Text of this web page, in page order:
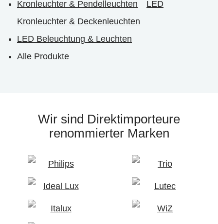
Kronleuchter & Pendelleuchten
LED
Kronleuchter & Deckenleuchten
LED Beleuchtung & Leuchten
Alle Produkte
Wir sind Direktimporteure
renommierter Marken